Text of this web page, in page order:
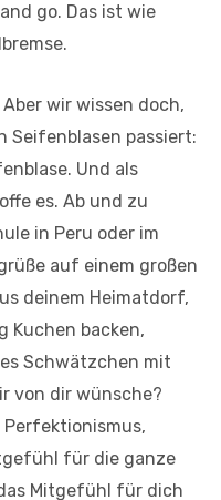
go. Das ist wie
wir wissen doch,
Seifenblasen passiert:
Und als
es. Ab und zu
in Peru oder im
auf einem großen
deinem Heimatdorf,
Kuchen backen,
Schwätzchen mit
von dir wünsche?
Perfektionismus,
für die ganze
Mitgefühl für dich